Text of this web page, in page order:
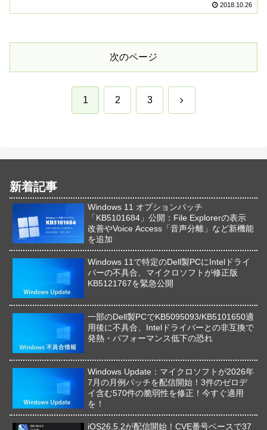
2018.10.26
次のページ
1 2 3 次
新着記事
Windows 11 オプションパッチ
「KB5101684」公開：File Explorerの表示
改善やVoice Access「音声分離」など新機能
を追加
Windows 11で特定のDell製PCにIntelドライ
バーの不具合、マイクロソフトが修正版
KB5121767を緊急公開
一部のDell製PCでKB5095093/KB5101650適
用後に不具合、Intelドライバーとの非互換で
発熱・パフォーマンス低下の恐れ
Windows Update：マイクロソフトが2026年
7月の月例パッチを配信開始！3件のゼロデ
イ含む570件の脆弱性を修正！今すぐ適用
を！
iOS26.5.2が配信開始！CVE番号ベースで37